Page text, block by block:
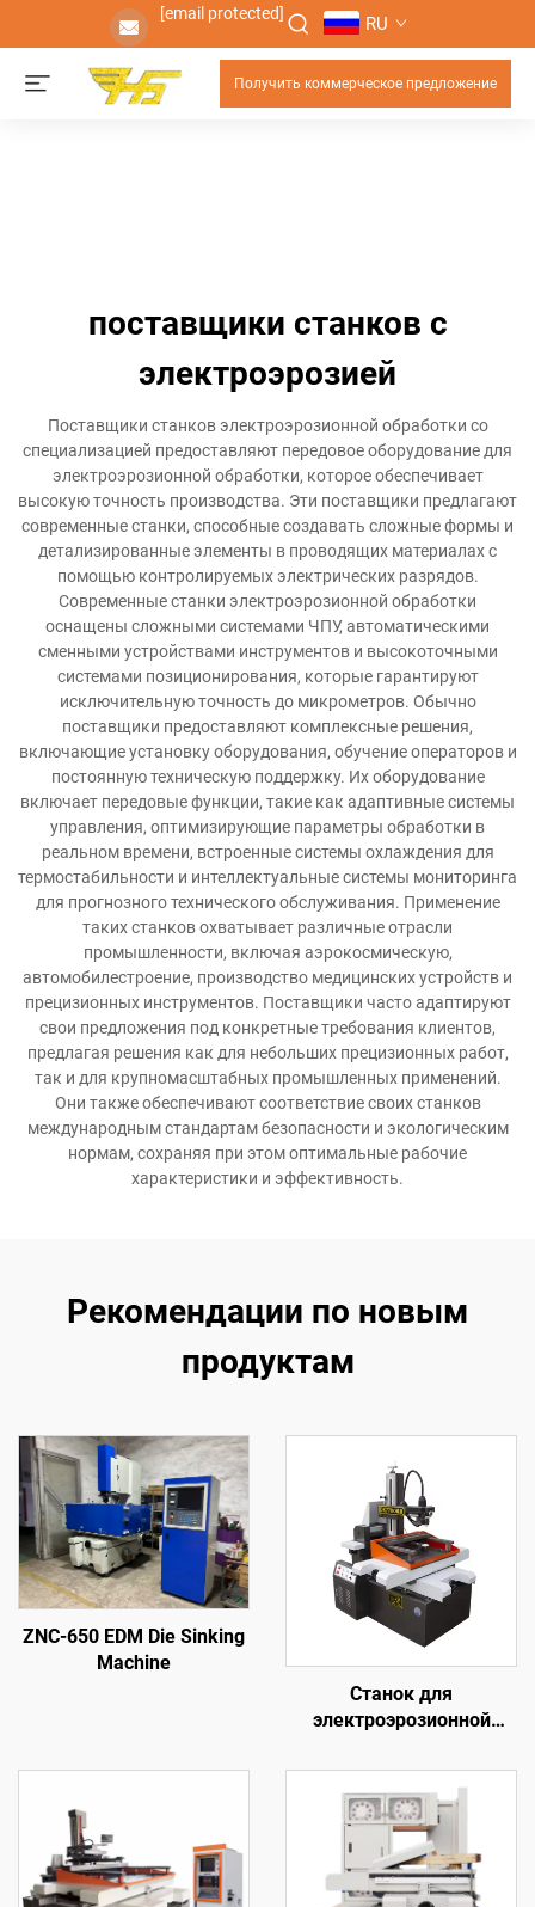
[email protected] RU
Получить коммерческое предложение
поставщики станков с
электроэрозией
Поставщики станков электроэрозионной обработки со
специализацией предоставляют передовое оборудование для
электроэрозионной обработки, которое обеспечивает
высокую точность производства. Эти поставщики предлагают
современные станки, способные создавать сложные формы и
детализированные элементы в проводящих материалах с
помощью контролируемых электрических разрядов.
Современные станки электроэрозионной обработки
оснащены сложными системами ЧПУ, автоматическими
сменными устройствами инструментов и высокоточными
системами позиционирования, которые гарантируют
исключительную точность до микрометров. Обычно
поставщики предоставляют комплексные решения,
включающие установку оборудования, обучение операторов и
постоянную техническую поддержку. Их оборудование
включает передовые функции, такие как адаптивные системы
управления, оптимизирующие параметры обработки в
реальном времени, встроенные системы охлаждения для
термостабильности и интеллектуальные системы мониторинга
для прогнозного технического обслуживания. Применение
таких станков охватывает различные отрасли
промышленности, включая аэрокосмическую,
автомобилестроение, производство медицинских устройств и
прецизионных инструментов. Поставщики часто адаптируют
свои предложения под конкретные требования клиентов,
предлагая решения как для небольших прецизионных работ,
так и для крупномасштабных промышленных применений.
Они также обеспечивают соответствие своих станков
международным стандартам безопасности и экологическим
нормам, сохраняя при этом оптимальные рабочие
характеристики и эффективность.
Рекомендации по новым
продуктам
ZNC-650 EDM Die Sinking
Machine
Станок для
электроэрозионной
электродом
однопроходного реза
DK7780